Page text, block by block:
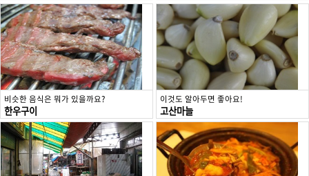
비슷한 음식은 뭐가 있을까요?
한우구이
이것도 알아두면 좋아요!
고산마늘